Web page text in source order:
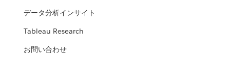
データ分析インサイト
Tableau Research
お問い合わせ